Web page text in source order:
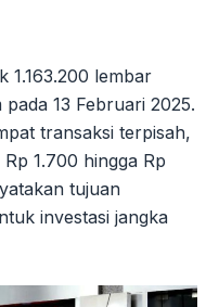
1.163.200 lembar
13 Februari 2025.
transaksi terpisah,
1.700 hingga Rp
tujuan
investasi jangka